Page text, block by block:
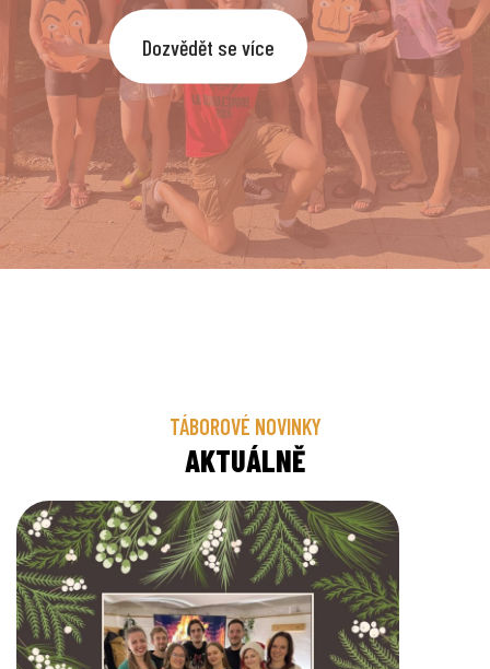
Dozvědět se více
TÁBOROVÉ NOVINKY
AKTUÁLNĚ